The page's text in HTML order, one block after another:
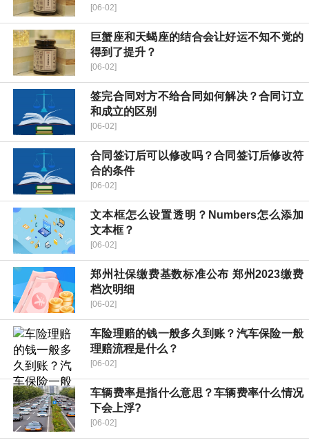
[06-02]
巨蟹座和天蝎座的结合会让好运不知不觉的
得到了提升？
[06-02]
签完合同对方不给合同如何解决？合同订立
和成立的区别
[06-02]
合同签订后可以修改吗？合同签订后修改符
合的条件
[06-02]
文本框怎么设置透明？Numbers怎么添加
文本框？
[06-02]
郑州社保缴费基数标准公布 郑州2023缴费
档次明细
[06-02]
车险理赔的钱一般多久到账？汽车保险一般
理赔流程是什么？
[06-02]
车辆费率是指什么意思？车辆费率什么情况
下会上浮?
[06-02]